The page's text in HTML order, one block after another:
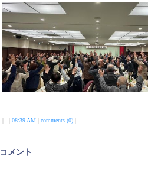
| - | 08:39 AM| comments (0)|
コメント